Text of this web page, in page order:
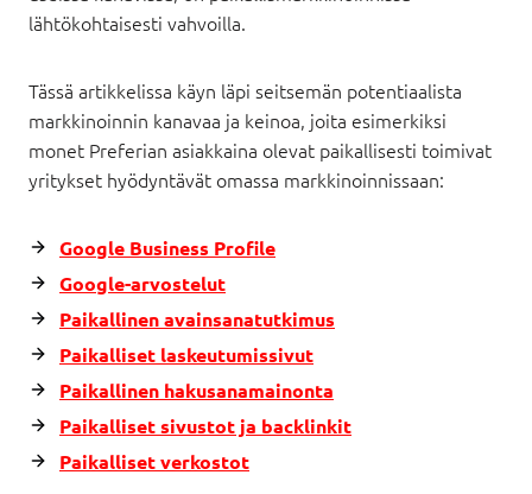
lähtökohtaisesti vahvoilla.
Tässä artikkelissa käyn läpi seitsemän potentiaalista
markkinoinnin kanavaa ja keinoa, joita esimerkiksi
monet Preferian asiakkaina olevat paikallisesti toimivat
yritykset hyödyntävät omassa markkinoinnissaan:
Google Business Profile
Google-arvostelut
Paikallinen avainsanatutkimus
Paikalliset laskeutumissivut
Paikallinen hakusanamainonta
Paikalliset sivustot ja backlinkit
Paikalliset verkostot